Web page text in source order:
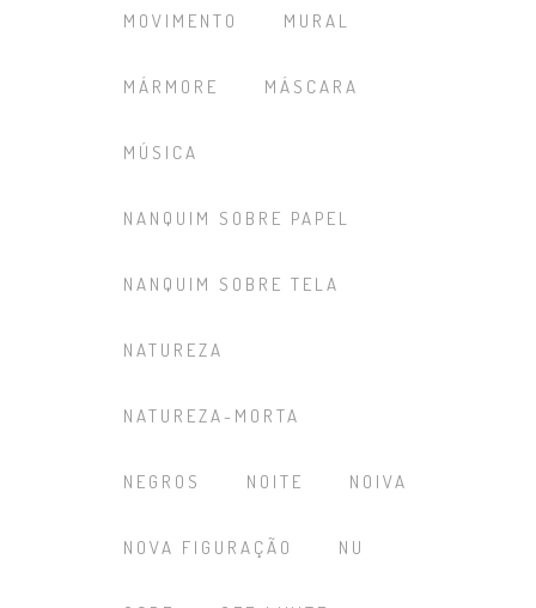
MOVIMENTO MURAL
MÁRMORE MÁSCARA
MÚSICA
NANQUIM SOBRE PAPEL
NANQUIM SOBRE TELA
NATUREZA
NATUREZA-MORTA
NEGROS NOITE NOIVA
NOVA FIGURAÇÃO NU